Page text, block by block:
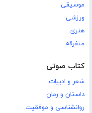
موسیقی
ورزشی
هنری
متفرقه
کتاب صوتی
شعر و ادبیات
داستان و رمان
روانشناسی و موفقیت